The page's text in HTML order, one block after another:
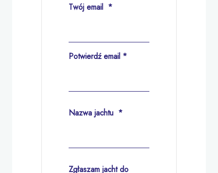
Twój email *
Potwierdź email *
Nazwa jachtu *
Zgłaszam jacht do